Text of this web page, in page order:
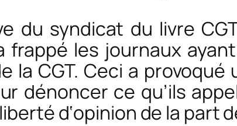
du syndicat du livre
frappé les journaux
CGT. Ceci a provoqué
dénoncer ce qu’ils
d‘opinion de la part